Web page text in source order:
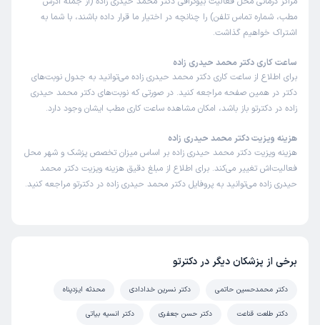
مطب، شماره تماس تلفن) را چنانچه در اختیار ما قرار داده باشند، با شما به
اشتراک خواهیم گذاشت.
ساعت کاری دکتر محمد حیدری زاده
برای اطلاع از ساعت کاری دکتر محمد حیدری زاده می‌توانید به جدول نوبت‌های
دکتر در همین صفحه مراجعه کنید. در صورتی که نوبت‌های دکتر محمد حیدری
زاده در دکترتو باز باشد، امکان مشاهده ساعت کاری مطب ایشان وجود دارد.
هزینه ویزیت دکتر محمد حیدری زاده
هزینه ویزیت دکتر محمد حیدری زاده بر اساس میزان تخصص پزشک و شهر محل
فعالیت‌اش تغییر می‌کند. برای اطلاع از مبلغ دقیق هزینه ویزیت دکتر محمد
حیدری زاده می‌توانید به پروفایل دکتر محمد حیدری زاده در دکترتو مراجعه کنید.
برخی از پزشکان دیگر در دکترتو
دکتر محمدحسین حاتمی دکتر نسرین خدادادی محدثه ایزدپناه
دکتر طلعت قناعت دکتر حسن جعفری دکتر انسیه بیاتی